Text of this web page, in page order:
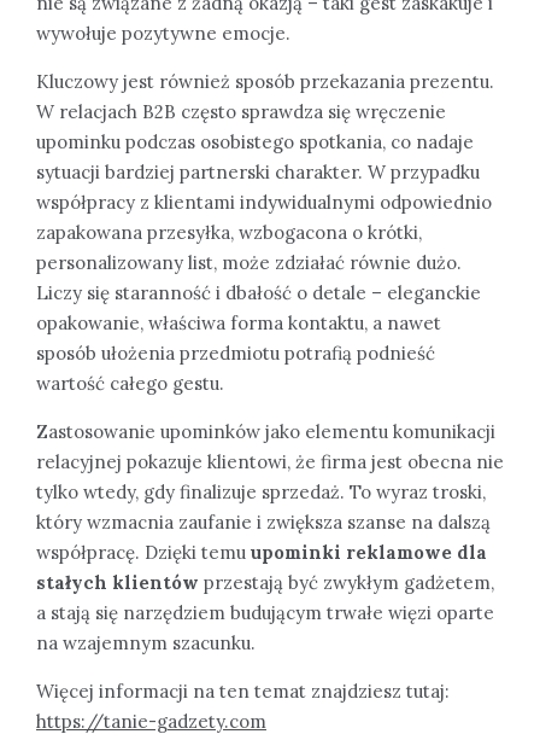
wywołuje pozytywne emocje.
Kluczowy jest również sposób przekazania prezentu.
W relacjach B2B często sprawdza się wręczenie
upominku podczas osobistego spotkania, co nadaje
sytuacji bardziej partnerski charakter. W przypadku
współpracy z klientami indywidualnymi odpowiednio
zapakowana przesyłka, wzbogacona o krótki,
personalizowany list, może zdziałać równie dużo.
Liczy się staranność i dbałość o detale – eleganckie
opakowanie, właściwa forma kontaktu, a nawet
sposób ułożenia przedmiotu potrafią podnieść
wartość całego gestu.
Zastosowanie upominków jako elementu komunikacji
relacyjnej pokazuje klientowi, że firma jest obecna nie
tylko wtedy, gdy finalizuje sprzedaż. To wyraz troski,
który wzmacnia zaufanie i zwiększa szanse na dalszą
współpracę. Dzięki temu upominki reklamowe dla
stałych klientów przestają być zwykłym gadżetem,
a stają się narzędziem budującym trwałe więzi oparte
na wzajemnym szacunku.
Więcej informacji na ten temat znajdziesz tutaj:
https://tanie-gadzety.com